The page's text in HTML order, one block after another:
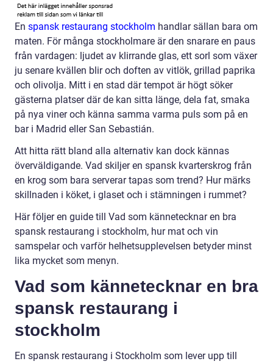
En spansk restaurang stockholm handlar sällan bara om
maten. För många stockholmare är den snarare en paus
från vardagen: ljudet av klirrande glas, ett sorl som växer
ju senare kvällen blir och doften av vitlök, grillad paprika
och olivolja. Mitt i en stad där tempot är högt söker
gästerna platser där de kan sitta länge, dela fat, smaka
på nya viner och känna samma varma puls som på en
bar i Madrid eller San Sebastián.
Att hitta rätt bland alla alternativ kan dock kännas
överväldigande. Vad skiljer en spansk kvarterskrog från
en krog som bara serverar tapas som trend? Hur märks
skillnaden i köket, i glaset och i stämningen i rummet?
Här följer en guide till Vad som kännetecknar en bra
spansk restaurang i stockholm, hur mat och vin
samspelar och varför helhetsupplevelsen betyder minst
lika mycket som menyn.
Vad som kännetecknar en bra
spansk restaurang i
stockholm
En spansk restaurang i Stockholm som lever upp till